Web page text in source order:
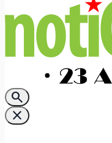
search
close